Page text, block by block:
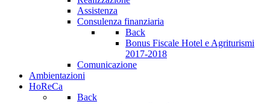
Assistenza
Consulenza finanziaria
Back
Bonus Fiscale Hotel e Agriturismi
2017-2018
Comunicazione
Ambientazioni
HoReCa
Back